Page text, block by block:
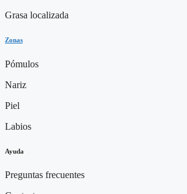
Grasa localizada
Zonas
Pómulos
Nariz
Piel
Labios
Ayuda
Preguntas frecuentes